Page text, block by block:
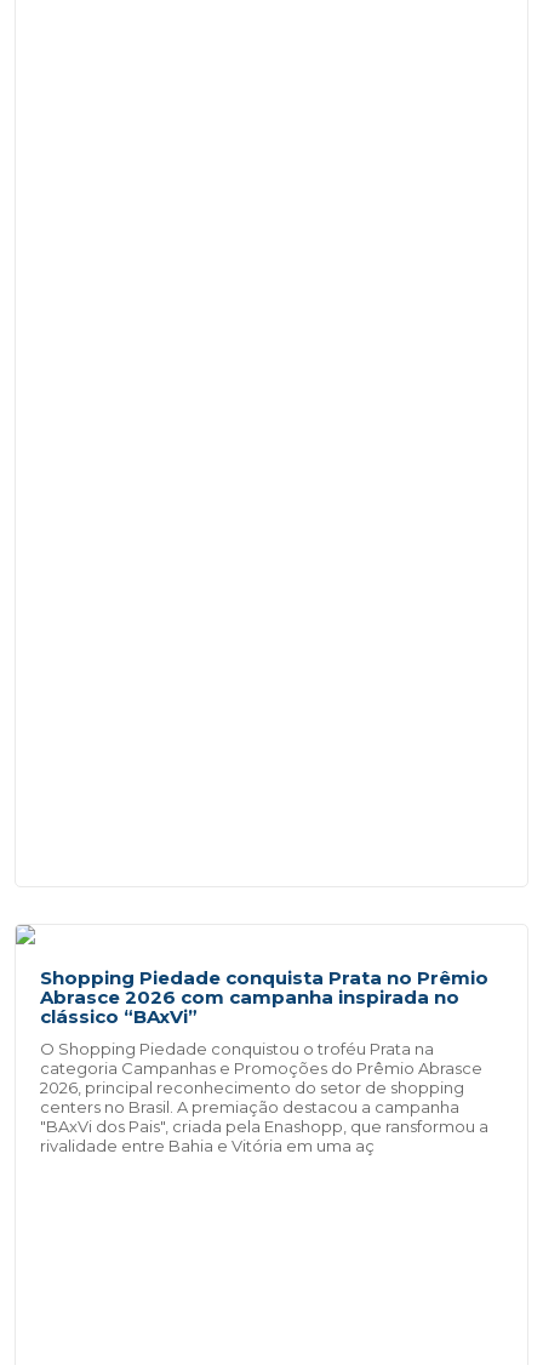
Shopping Piedade conquista Prata no Prêmio
Abrasce 2026 com campanha inspirada no
clássico “BAxVi”
O Shopping Piedade conquistou o troféu Prata na
categoria Campanhas e Promoções do Prêmio Abrasce
2026, principal reconhecimento do setor de shopping
centers no Brasil. A premiação destacou a campanha
"BAxVi dos Pais", criada pela Enashopp, que ransformou a
rivalidade entre Bahia e Vitória em uma aç